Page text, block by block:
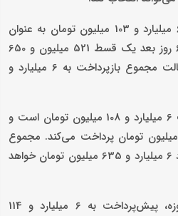
در طرح 60 روزه، خریدار باید 6 میلیارد و 103 میلیون تومان به‌ عنوان
پیش‌پرداخت پرداخت کند و 60 روز بعد یک قسط 521 میلیون و 650
هزار تومانی بپردازد. در این حالت مجموع بازپرداخت به 6 میلیارد و
در طرح 75 روزه، پیش‌پرداخت 6 میلیارد و 108 میلیون تومان است و
خریدار 75 روز بعد مبلغ 527 میلیون تومان پرداخت می‌کند. مجموع
هزینه نهایی در این روش حدود 6 میلیارد و 635 میلیون تومان خواهد
همچنین در بازپرداخت 90 روزه، پیش‌پرداخت به 6 میلیارد و 114